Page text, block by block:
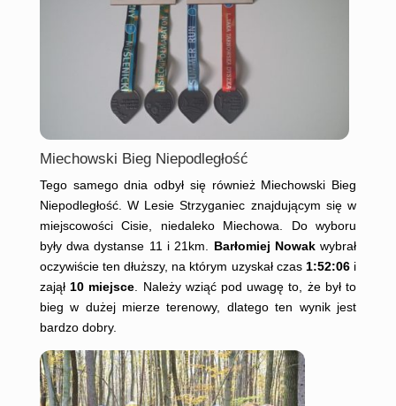
Miechowski Bieg Niepodległość
Tego samego dnia odbył się również Miechowski Bieg
Niepodległość. W Lesie Strzyganiec znajdującym się w
miejscowości Cisie, niedaleko Miechowa. Do wyboru
były dwa dystanse 11 i 21km. Barłomiej Nowakwybrał
oczywiście ten dłuższy, na którym uzyskał czas 1:52:06 i
zajął 10 miejsce . Należy wziąć pod uwagę to, że był to
bieg w dużej mierze terenowy, dlatego ten wynik jest
bardzo dobry.